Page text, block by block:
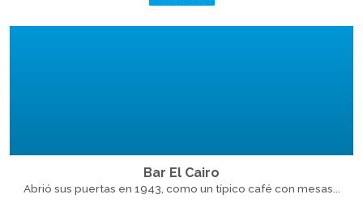
Bar El Cairo
Abrió sus puertas en 1943, como un típico café con mesas...